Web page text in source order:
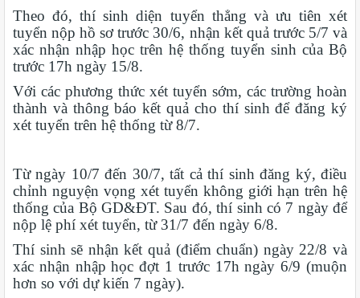
Theo đó, thí sinh diện tuyển thẳng và ưu tiên xét
tuyển nộp hồ sơ trước 30/6, nhận kết quả trước 5/7 và
xác nhận nhập học trên hệ thống tuyển sinh của Bộ
trước 17h ngày 15/8.
Với các phương thức xét tuyển sớm, các trường hoàn
thành và thông báo kết quả cho thí sinh để đăng ký
xét tuyển trên hệ thống từ 8/7.
Từ ngày 10/7 đến 30/7, tất cả thí sinh đăng ký, điều
chỉnh nguyện vọng xét tuyển không giới hạn trên hệ
thống của Bộ GD&ĐT. Sau đó, thí sinh có 7 ngày để
nộp lệ phí xét tuyển, từ 31/7 đến ngày 6/8.
Thí sinh sẽ nhận kết quả (điểm chuẩn) ngày 22/8 và
xác nhận nhập học đợt 1 trước 17h ngày 6/9 (muộn
hơn so với dự kiến 7 ngày).